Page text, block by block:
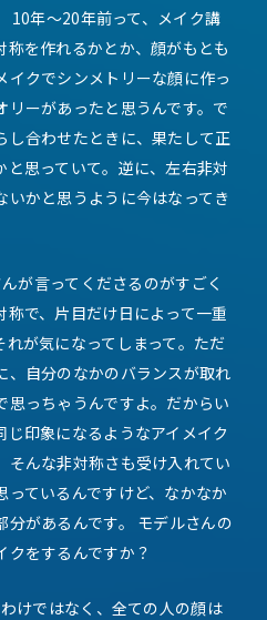
10年〜20年前って、メイク講
を作れるかとか、顔がもとも
イクでシンメトリーな顔に作っ
ーがあったと思うんです。で
し合わせたときに、果たして正
と思っていて。逆に、左右非対
かと思うように今はなってき
が言ってくださるのがすごく
で、片目だけ日によって一重
が気になってしまって。ただ
、自分のなかのバランスが取れ
思っちゃうんですよ。だからい
印象になるようなアイメイク
そんな非対称さも受け入れてい
ているんですけど、なかなか
分があるんです。 モデルさんの
クをするんですか？
けではなく、全ての人の顔は